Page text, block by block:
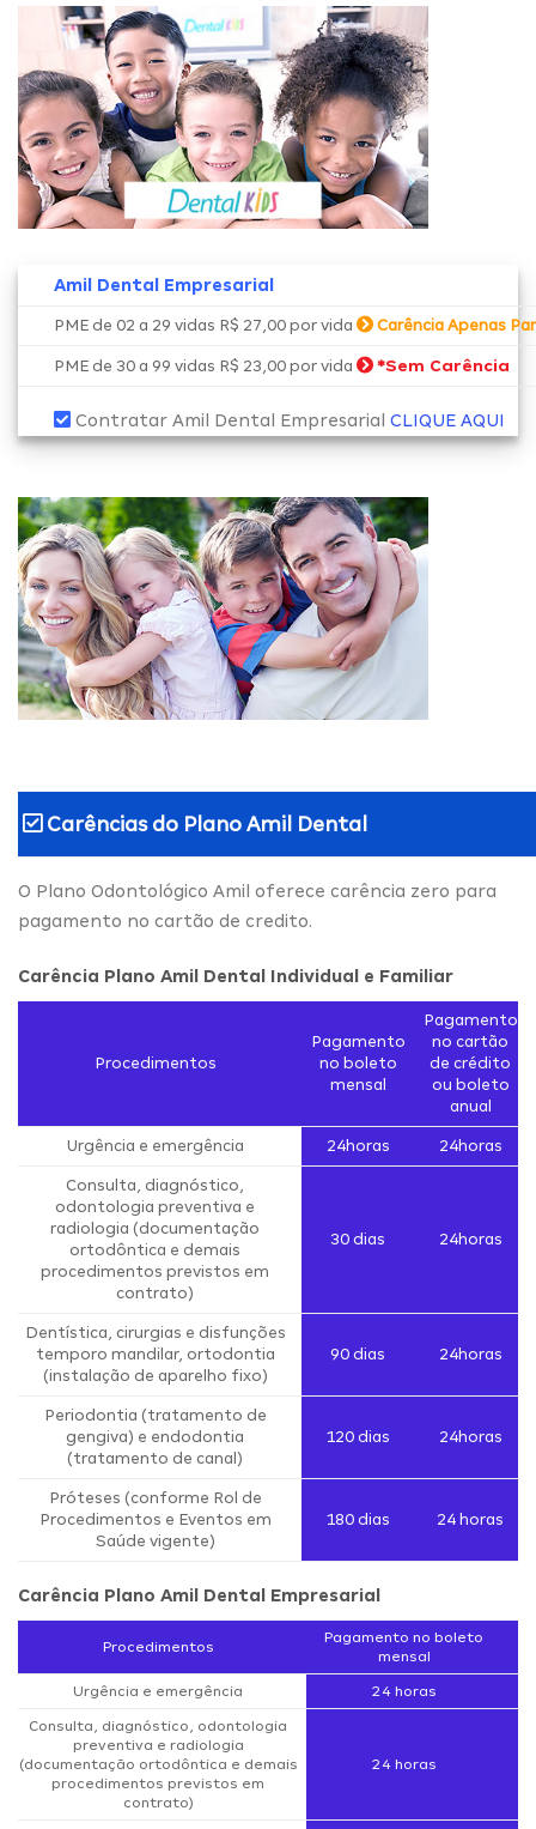
Amil Dental Empresarial
PME de 02 a 29 vidas R$ 27,00 por vida Carência Apenas
PME de 30 a 99 vidas R$ 23,00 por vida *Sem Carência
Contratar Amil Dental Empresarial CLIQUE AQUI
Carências do Plano Amil Dental
O Plano Odontológico Amil oferece carência zero para
pagamento no cartão de credito.
Carência Plano Amil Dental Individual e Familiar
Procedimentos
Pagamento
no boleto
mensal
Pagamento
no cartão
de crédito
ou boleto
anual
Urgência e emergência 24horas 24horas
Consulta, diagnóstico,
odontologia preventiva e
radiologia (documentação
ortodôntica e demais
procedimentos previstos em
contrato)
30 dias 24horas
Dentística, cirurgias e disfunções
temporo mandilar, ortodontia
(instalação de aparelho fixo)
90 dias 24horas
Periodontia (tratamento de
gengiva) e endodontia
(tratamento de canal)
120 dias 24horas
Próteses (conforme Rol de
Procedimentos e Eventos em
Saúde vigente)
180 dias 24 horas
Carência Plano Amil Dental Empresarial
Procedimentos
Pagamento no boleto
mensal
Urgência e emergência 24 horas
Consulta, diagnóstico, odontologia
preventiva e radiologia
(documentação ortodôntica e demais
procedimentos previstos em
contrato)
24 horas